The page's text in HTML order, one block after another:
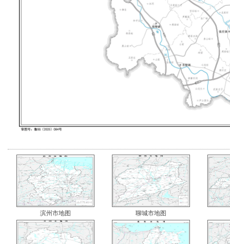
滨州市地图 聊城市地图